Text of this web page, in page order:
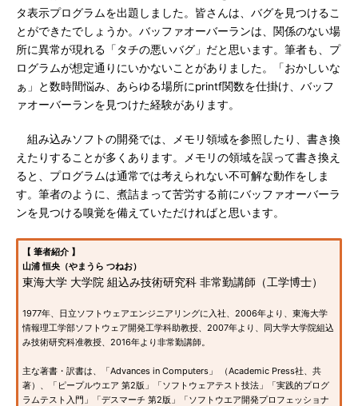
タ表示プログラムを出題しました。皆さんは、バグを見つけるこ
とができたでしょうか。バッファオーバーランは、関係のない場
所に異常が現れる「タチの悪いバグ」だと思います。筆者も、プ
ログラムが想定通りにいかないことがありました。「おかしいな
ぁ」と数時間悩み、あらゆる場所にprintf関数を仕掛け、バッフ
ァオーバーランを見つけた経験があります。
組み込みソフトの開発では、メモリ領域を参照したり、書き換
えたりすることが多くあります。メモリの領域を誤って書き換え
ると、プログラムは通常では考えられない不可解な動作をしま
す。筆者のように、煮詰まって苦労する前にバッファオーバーラ
ンを見つける嗅覚を備えていただければと思います。
【 筆者紹介 】
山浦 恒央（やまうら つねお）
東海大学 大学院 組込み技術研究科 非常勤講師（工学博士）
1977年、日立ソフトウェアエンジニアリングに入社、2006年より、東海大学
情報理工学部ソフトウェア開発工学科助教授、2007年より、同大学大学院組込
み技術研究科准教授、2016年より非常勤講師。
主な著書・訳書は、「Advances in Computers」 （Academic Press社、共
著）、「ピープルウエア 第2版」「ソフトウェアテスト技法」「実践的プログ
ラムテスト入門」「デスマーチ 第2版」「ソフトウエア開発プロフェッショナ